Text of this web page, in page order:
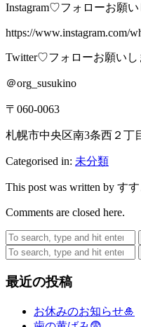
Instagram♡フォローお願
https://www.instagram.com/
Twitter♡フォローお願いし
＠org_susukino
〒060-0063
札幌市中央区南3条西２丁
Categorised in: 未分類
This post was written by す
Comments are closed here.
最近の投稿
お休みのお知らせ🎍